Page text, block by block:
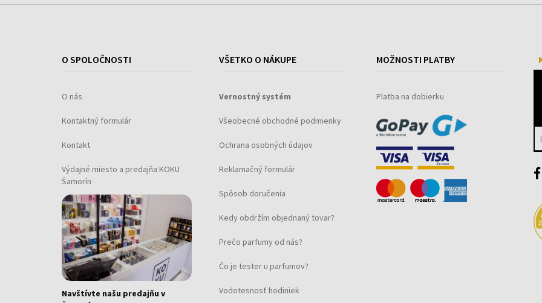
O SPOLOČNOSTI
O nás
Kontaktný formulár
Kontakt
Výdajné miesto a predajňa KOKU
Šamorín
Navštívte našu predajňu v
VŠETKO O NÁKUPE
Vernostný systém
Všeobecné obchodné podmienky
Ochrana osobných údajov
Reklamačný formulár
Spôsob doručenia
Kedy obdržím objednaný tovar?
Prečo parfumy od nás?
Čo je tester u parfumov?
Vodotesnosť hodiniek
MOŽNOSTI PLATBY
Platba na dobierku